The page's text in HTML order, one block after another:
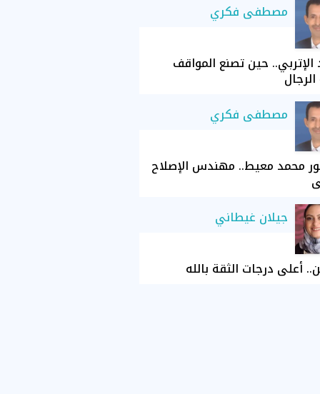
مصطفى فكري
حين تصنع المواقف
مصطفى فكري
محمد معيط.. مهندس الإصلاح
جيلان غيطاني
أعلى درجات الثقة بالله